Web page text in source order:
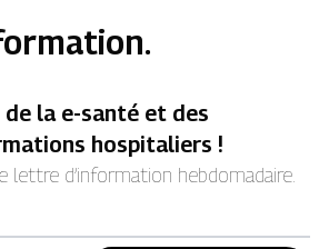
de la e-santé et des
hospitaliers !
lettre d’information hebdomadaire.